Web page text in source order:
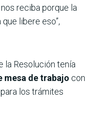
reciba porque la
libere eso”,
la Resolución tenía
mesa de trabajo con
los trámites